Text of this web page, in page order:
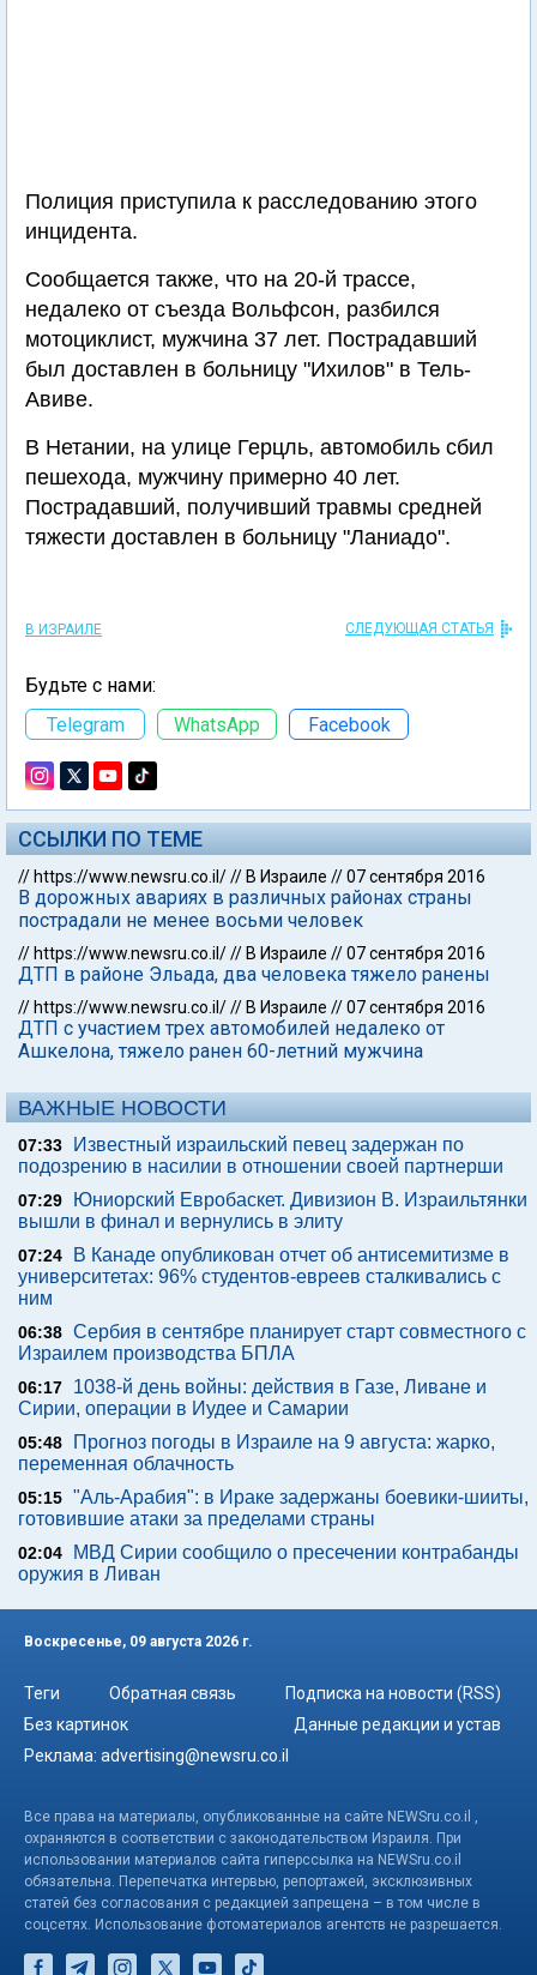
Полиция приступила к расследованию этого
инцидента.
Сообщается также, что на 20-й трассе,
недалеко от съезда Вольфсон, разбился
мотоциклист, мужчина 37 лет. Пострадавший
был доставлен в больницу "Ихилов" в Тель-
Авиве.
В Нетании, на улице Герцль, автомобиль сбил
пешехода, мужчину примерно 40 лет.
Пострадавший, получивший травмы средней
тяжести доставлен в больницу "Ланиадо".
В ИЗРАИЛЕ СЛЕДУЮЩАЯ СТАТЬЯ
Будьте с нами:
Telegram
WhatsApp Facebook
ССЫЛКИ ПО ТЕМЕ
// https://www.newsru.co.il/// В Израиле //07 сентября 2016
В дорожных авариях в различных районах страны
пострадали не менее восьми человек
// https://www.newsru.co.il/// В Израиле //07 сентября 2016
ДТП в районе Эльада, два человека тяжело ранены
// https://www.newsru.co.il/// В Израиле //07 сентября 2016
ДТП с участием трех автомобилей недалеко от
Ашкелона, тяжело ранен 60-летний мужчина
ВАЖНЫЕ НОВОСТИ
07:33
Известный израильский певец задержан по
подозрению в насилии в отношении своей партнерши
07:29
Юниорский Евробаскет. Дивизион В. Израильтянки
вышли в финал и вернулись в элиту
07:24
В Канаде опубликован отчет об антисемитизме в
университетах: 96% студентов-евреев сталкивались с
ним
06:38 Сербия в сентябре планирует старт совместного с
Израилем производства БПЛА
06:17
1038-й день войны: действия в Газе, Ливане и
Сирии, операции в Иудее и Самарии
05:48
Прогноз погоды в Израиле на 9 августа: жарко,
переменная облачность
05:15 "Аль-Арабия": в Ираке задержаны боевики-шииты,
готовившие атаки за пределами страны
02:04
МВД Сирии сообщило о пресечении контрабанды
оружия в Ливан
Воскресенье, 09 августа 2026 г.
Теги Обратная связь
Подписка на новости (RSS)
Без картинок
Данные редакции и устав
Реклама: advertising@newsru.co.il
Все права на материалы, опубликованные на сайте NEWSru.co.il ,
охраняются в соответствии с законодательством Израиля. При
использовании материалов сайта гиперссылка на NEWSru.co.il
обязательна. Перепечатка интервью, репортажей, эксклюзивных
статей без согласования с редакцией запрещена – в том числе в
соцсетях. Использование фотоматериалов агентств не разрешается.